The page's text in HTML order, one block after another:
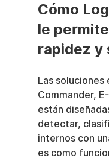
Cómo
le
rapidez y
Las soluciones
Commander,
están
detectar,
internos con
es como